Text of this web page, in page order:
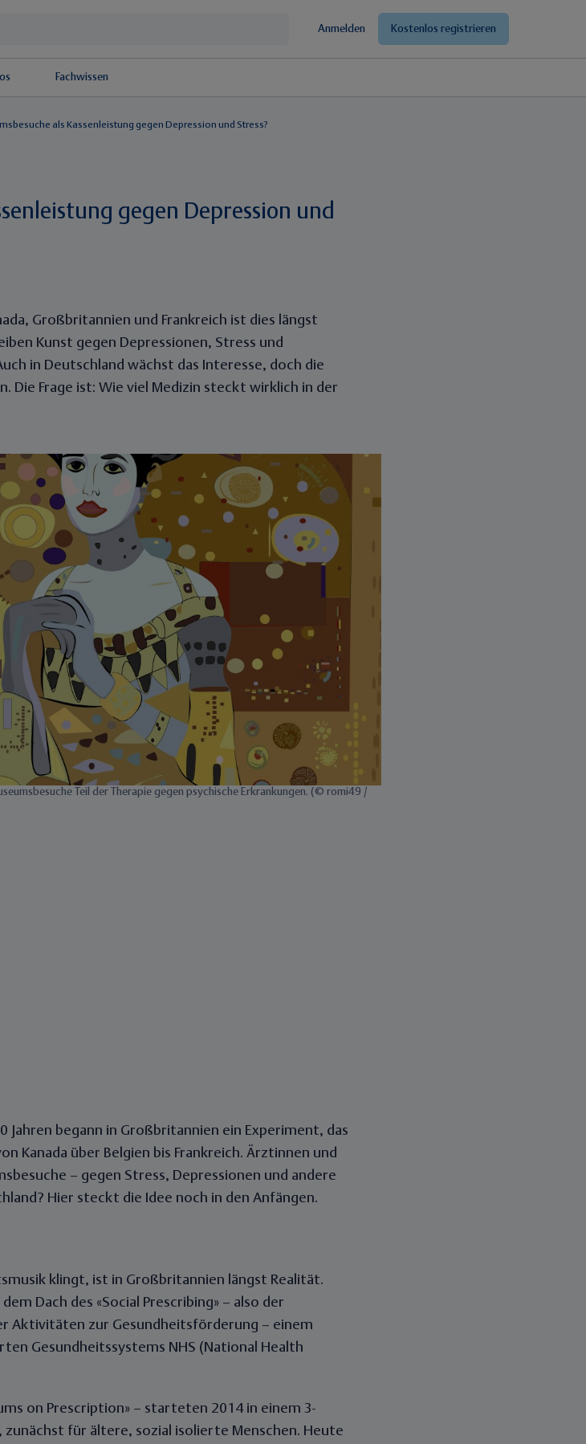
Anmelden Kostenlos registrieren
Fachwissen
als Kassenleistung gegen Depression und Stress?
gegen Depression und
Großbritannien und Frankreich ist dies längst
Kunst gegen Depressionen, Stress und
in Deutschland wächst das Interesse, doch die
Die Frage ist: Wie viel Medizin steckt wirklich in der
Teil der Therapie gegen psychische Erkrankungen. (© romi49 /
begann in Großbritannien ein Experiment, das
Kanada über Belgien bis Frankreich. Ärztinnen und
– gegen Stress, Depressionen und andere
Hier steckt die Idee noch in den Anfängen.
klingt, ist in Großbritannien längst Realität.
Dach des «Social Prescribing» – also der
Aktivitäten zur Gesundheitsförderung – einem
Gesundheitssystems NHS (National Health
on Prescription» – starteten 2014 in einem 3-
für ältere, sozial isolierte Menschen. Heute